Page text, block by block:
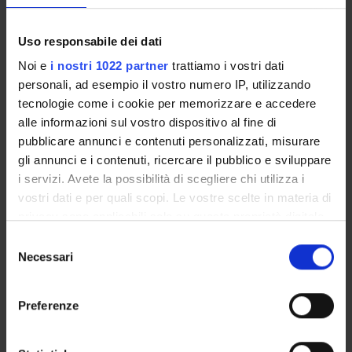
Uso responsabile dei dati
Noi e i nostri 1022 partner trattiamo i vostri dati
personali, ad esempio il vostro numero IP, utilizzando
tecnologie come i cookie per memorizzare e accedere
alle informazioni sul vostro dispositivo al fine di
pubblicare annunci e contenuti personalizzati, misurare
gli annunci e i contenuti, ricercare il pubblico e sviluppare
i servizi. Avete la possibilità di scegliere chi utilizza i
vostri dati e per quali scopi. Le vostre scelte in materia di
modificare o revocare il proprio consenso in qualsiasi
momento dalla Dichiarazione sui cookie o facendo clic
delNecessari
Preferenze
sequenze promotrici dei geni da essi attivati.
ENTI FINANZIATORI:
PRIN VALUTATO POSITIVAMENTE
Finanziamento:richiesto
Programma:PRIN
PARTECIPANTI AL PROGETTO
AREE DI RICERCA COINVOLTE DAL PROGETTO